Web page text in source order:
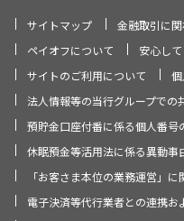
サイトマップ
金融取引に
ペイオフについて
安心し
サイトのご利用について
法人情報等の当行グループでの
預貯金口座付番に係る個人番号
休眠預金等活用法に係る異動事
「お客さま本位の業務運営」
電子決済等代行業者との連携